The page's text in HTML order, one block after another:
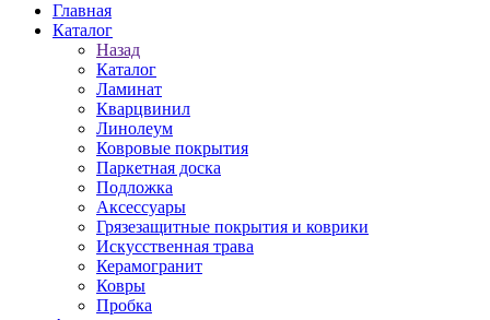
Главная
Каталог
Назад
Каталог
Ламинат
Кварцвинил
Линолеум
Ковровые покрытия
Паркетная доска
Подложка
Аксессуары
Грязезащитные покрытия и коврики
Искусственная трава
Керамогранит
Ковры
Пробка